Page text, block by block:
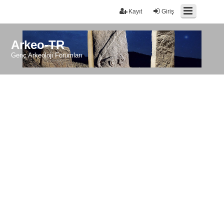
Giriş
Kayıt
Arkeo-TR
Genç Arkeoloji Forumları